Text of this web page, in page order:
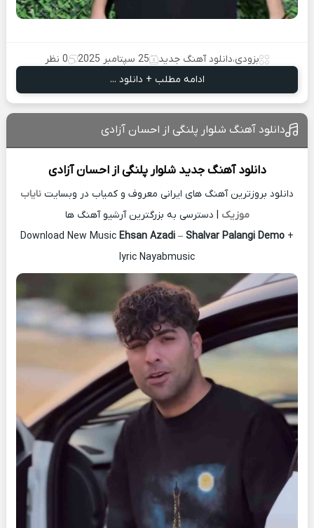
بزودی،دانلود آهنگ جدید 25 سپتامبر 2025
0 نظر
ادامه مطلب + دانلود ...
دانلود آهنگ شلوار پلنگی از احسان آزادی
دانلود آهنگ جدید شلوار پلنگی ازاحسان آزادی
دانلود بروزترین آهنگ های ایرانی معروف و کمیاب در وبسایت نایاب
موزیک | دسترسی به بزرگترین آرشیو آهنگ ها
Download New Music Ehsan Azadi – Shalvar Palangi Demo +
lyric Nayabmusic